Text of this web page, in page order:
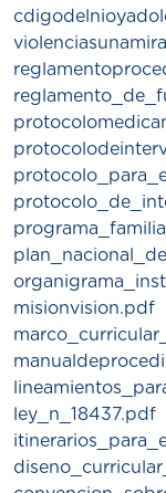
misionvision.pdf
ley_n_18437.pdf